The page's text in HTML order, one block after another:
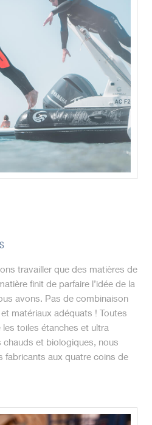
travailler que des matières de
finit de parfaire l’idée de la
avons. Pas de combinaison
matériaux adéquats ! Toutes
toiles étanches et ultra
chauds et biologiques, nous
fabricants aux quatre coins de